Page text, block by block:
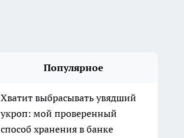
Популярное
Хватит выбрасывать увядший
укроп: мой проверенный
способ хранения в банке